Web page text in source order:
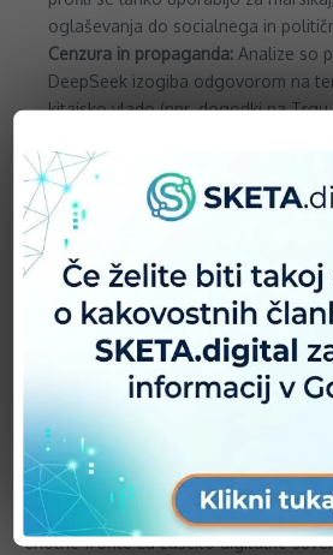
oglaševanja do socialnega in
Cenzura in propaganda: Analize so
DeepSeek izogiba odgovorom na
kitajsko vlado (npr. dogodki na
pomeni, da umetna inteligenca ne
orodje, temveč kot podaljšana roka
Nacionalna varnost: Za
položajih – od uradnikov in politikov
raziskovalcev – uporaba takšne
neposredno tveganje za vohunjenje
Evropa vrača udarec: Enotna
Nemčija ni osamljen primer. Že januarja
storila Italija in aplikacijo dejansko
Dejstvo, da je sedaj ukrepala še
gospodarstvo, kaže, da se Evropa
gre več za posamezne incidente,
enotne fronte za zaščito digitalne